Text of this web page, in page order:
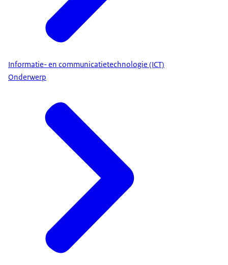
Informatie- en communicatietechnologie (ICT)
Onderwerp